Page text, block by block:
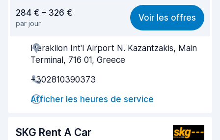
8,3
Recherche facile 9,2
Agent serviable 8,3
État du véhicule 8,2
284 € – 326 €
par jour
Voir les offres
Heraklion Int'l Airport N. Kazantzakis, Main
Terminal, 716 01, Greece
+302810390373
Afficher les heures de service
SKG Rent A Car